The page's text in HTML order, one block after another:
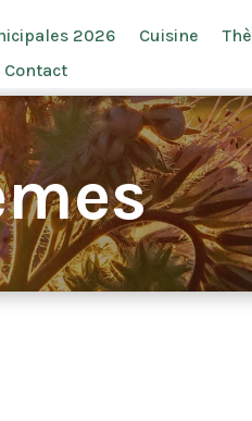
2026 Cuisine
Contact